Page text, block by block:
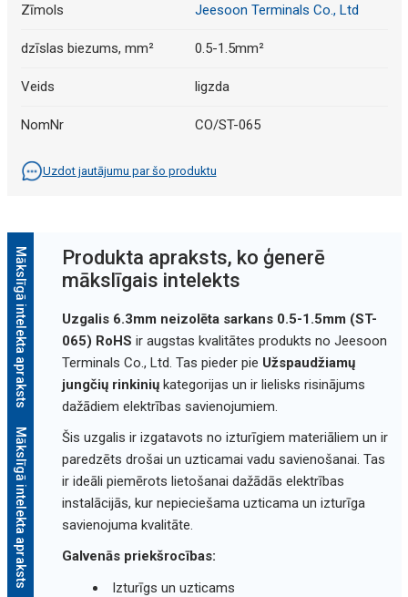
Zīmols Jeesoon Terminals Co., Ltd
dzīslas biezums, mm² 0.5-1.5mm²
Veids ligzda
NomNr CO/ST-065
Uzdot jautājumu par šo produktu
Mākslīgā intelekta apraksts
Mākslīgā intelekta apraksts
Produkta apraksts, ko ģenerē
mākslīgais intelekts
Uzgalis 6.3mm neizolēta sarkans 0.5-1.5mm (ST-
065) RoHS ir augstas kvalitātes produkts no Jeesoon
Terminals Co., Ltd. Tas pieder pie Užspaudžiamų
jungčių rinkiniųkategorijas un ir lielisks risinājums
dažādiem elektrības savienojumiem.
Šis uzgalis ir izgatavots no izturīgiem materiāliem un ir
paredzēts drošai un uzticamai vadu savienošanai. Tas
ir ideāli piemērots lietošanai dažādās elektrības
instalācijās, kur nepieciešama uzticama un izturīga
savienojuma kvalitāte.
Galvenās priekšrocības:
Izturīgs un uzticams